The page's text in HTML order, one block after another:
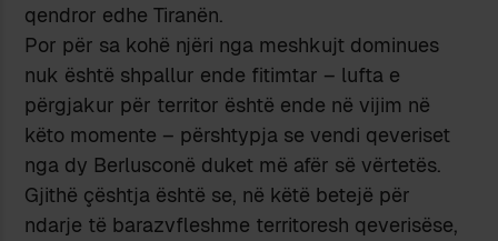
qendror edhe Tiranën.
Por për sa kohë njëri nga meshkujt dominues
nuk është shpallur ende fitimtar – lufta e
përgjakur për territor është ende në vijim në
këto momente – përshtypja se vendi qeveriset
nga dy Berlusconë duket më afër së vërtetës.
Gjithë çështja është se, në këtë betejë për
ndarje të barazvfleshme territoresh qeverisëse,